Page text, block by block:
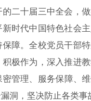
十届三中全会，做
时代中国特色社会
障。全校党员干部
极作为，深入推进
管理、服务保障、
洞，坚决防止各类事